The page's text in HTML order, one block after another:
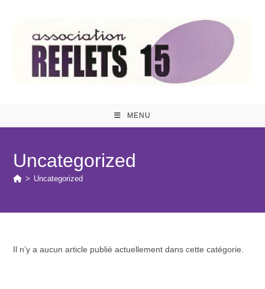
MENU
Uncategorized
> Uncategorized
Il n’y a aucun article publié actuellement dans cette catégorie.